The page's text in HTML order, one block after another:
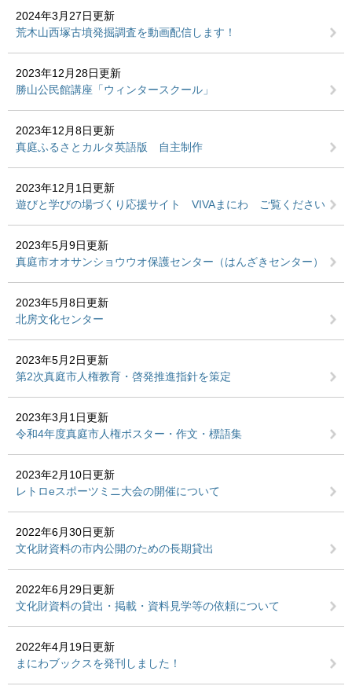
2024年3月27日更新
荒木山西塚古墳発掘調査を動画配信します！
2023年12月28日更新
勝山公民館講座「ウィンタースクール」
2023年12月8日更新
真庭ふるさとカルタ英語版 自主制作
2023年12月1日更新
遊びと学びの場づくり応援サイト VIVAまにわ ご覧ください
2023年5月9日更新
真庭市オオサンショウウオ保護センター（はんざきセンター）
2023年5月8日更新
北房文化センター
2023年5月2日更新
第2次真庭市人権教育・啓発推進指針を策定
2023年3月1日更新
令和4年度真庭市人権ポスター・作文・標語集
2023年2月10日更新
レトロeスポーツミニ大会の開催について
2022年6月30日更新
文化財資料の市内公開のための長期貸出
2022年6月29日更新
文化財資料の貸出・掲載・資料見学等の依頼について
2022年4月19日更新
まにわブックスを発刊しました！